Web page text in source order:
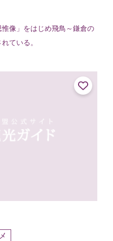
像」をはじめ飛鳥～鎌倉の
ている。